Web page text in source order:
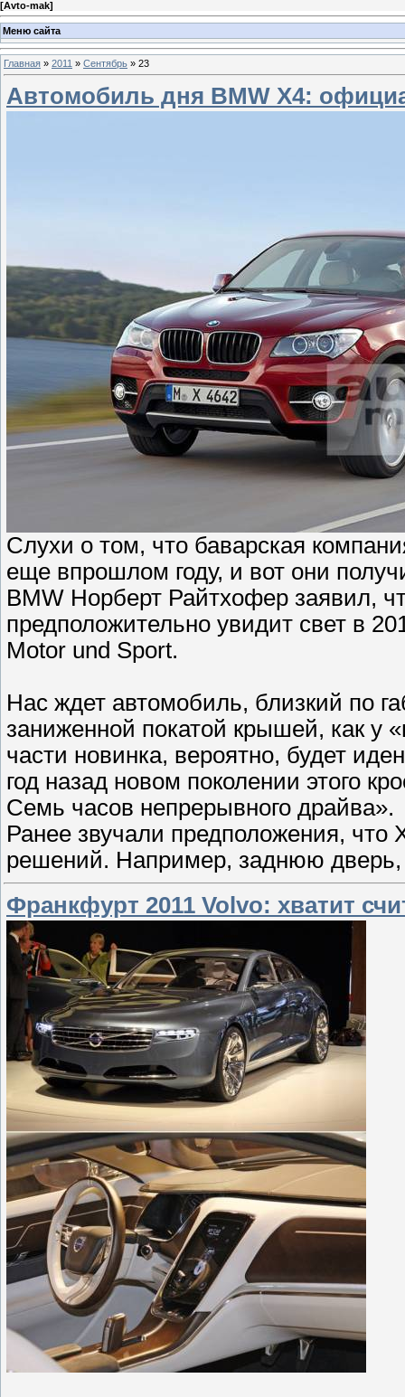
[Avto-mak]
Меню сайта
Главная » 2011 » Сентябрь » 23
Автомобиль дня BMW X4:
Слухи о том, что баварская
еще впрошлом году, и вот они
BMW Норберт Райтхофер заявил,
предположительно увидит свет в
Motor und Sport.
Нас ждет автомобиль, близкий по
заниженной покатой крышей, как у
части новинка, вероятно, будет
год назад новом поколении этого
Семь часов непрерывного драйва».
Ранее звучали предположения, что
решений. Например, заднюю
Франкфурт 2011 Volvo: хватит